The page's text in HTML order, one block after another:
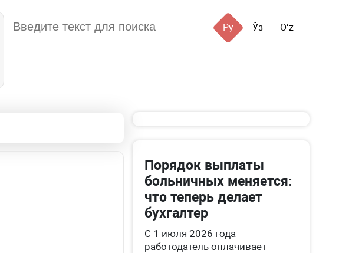
Ру Ўз Oʻz
Порядок выплаты
больничных меняется:
что теперь делает
бухгалтер
С 1 июля 2026 года
работодатель оплачивает